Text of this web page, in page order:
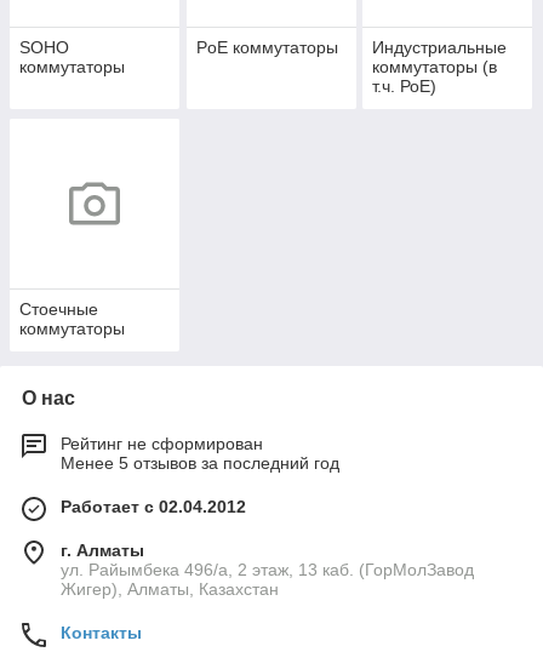
SOHO
коммутаторы
PoE коммутаторы
Индустриальные
коммутаторы (в
т.ч. РоЕ)
Стоечные
коммутаторы
О нас
Рейтинг не сформирован
Менее 5 отзывов за последний год
Работает с 02.04.2012
г. Алматы
ул. Райымбека 496/а, 2 этаж, 13 каб. (ГорМолЗавод
Жигер), Алматы, Казахстан
Контакты